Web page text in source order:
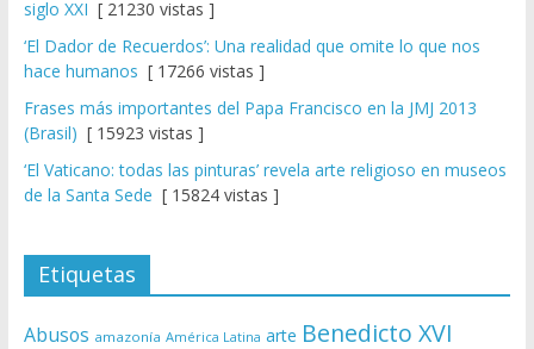
siglo XXI [ 21230 vistas ]
‘El Dador de Recuerdos’: Una realidad que omite lo que nos
hace humanos [ 17266 vistas ]
Frases más importantes del Papa Francisco en la JMJ 2013
(Brasil) [ 15923 vistas ]
‘El Vaticano: todas las pinturas’ revela arte religioso en museos
de la Santa Sede [ 15824 vistas ]
Etiquetas
Abusos amazonía América Latina arte Benedicto XVI